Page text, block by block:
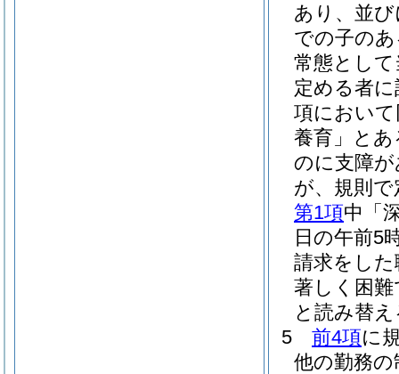
あり、並
での子の
常態とし
定める者
項におい
養育」と
のに支障
が、規則
第1項中「
日の午前5
請求をし
著しく困
と読み替
5
前4項に
他の勤務